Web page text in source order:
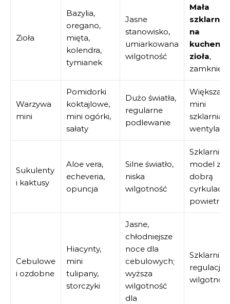
Zioła
Bazylia,
oregano,
mięta,
kolendra,
tymianek
Jasne
stanowisko,
umiarkowana
wilgotność
Mała
szklarnia
na
zioła,
zamknięta
Warzywa
mini
Pomidorki
koktajlowe,
mini ogórki,
sałaty
Dużo światła,
regularne
podlewanie
Większa
mini
szklarnia z
wentylacją
Sukulenty
i kaktusy
Aloe vera,
echeveria,
opuncja
Silne światło,
niska
wilgotność
model z
dobrą
cyrkulacją
powietrza
Cebulowe
i ozdobne
Hiacynty,
mini
tulipany,
storczyki
Jasne,
chłodniejsze
noce dla
cebulowych;
wyższa
wilgotność
dla
Szklarnia z
regulacją